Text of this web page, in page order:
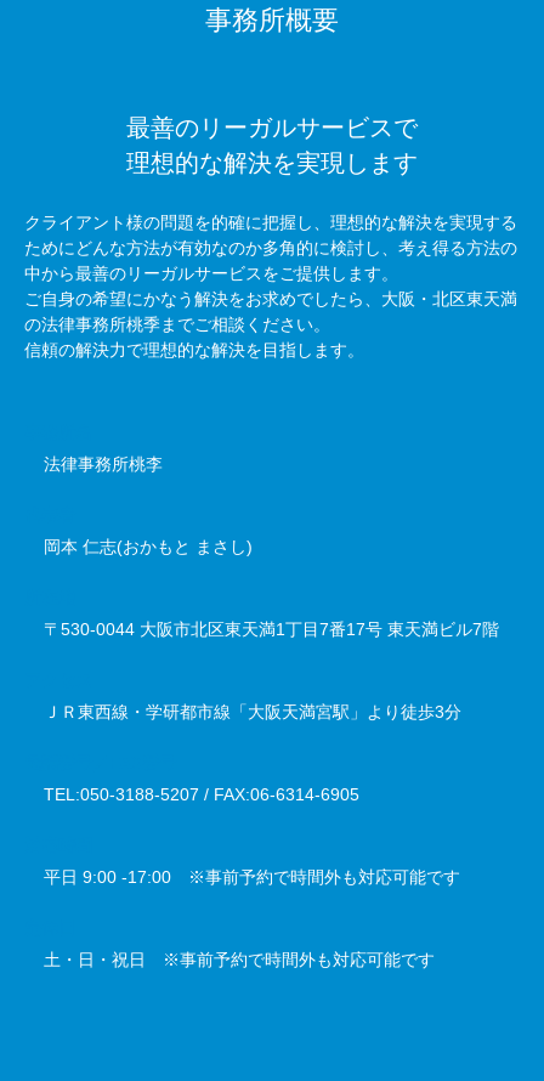
事務所概要
最善のリーガルサービスで
理想的な解決を実現します
クライアント様の問題を的確に把握し、理想的な解決を実現する
ためにどんな方法が有効なのか多角的に検討し、考え得る方法の
中から最善のリーガルサービスをご提供します。
ご自身の希望にかなう解決をお求めでしたら、大阪・北区東天満
の法律事務所桃季までご相談ください。
信頼の解決力で理想的な解決を目指します。
法律事務所桃李
岡本 仁志(おかもと まさし)
〒530-0044 大阪市北区東天満1丁目7番17号 東天満ビル7階
ＪＲ東西線・学研都市線「大阪天満宮駅」より徒歩3分
TEL:050-3188-5207 / FAX:06-6314-6905
平日 9:00 -17:00 ※事前予約で時間外も対応可能です
土・日・祝日 ※事前予約で時間外も対応可能です